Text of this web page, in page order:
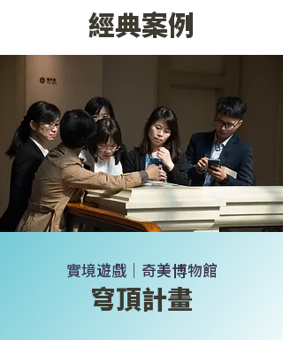
經典案例
實境遊戲｜奇美博物館
穹頂計畫